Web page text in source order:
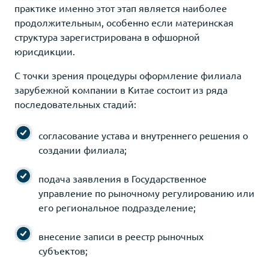
практике именно этот этап является наиболее
продолжительным, особенно если материнская
структура зарегистрирована в офшорной
юрисдикции.
С точки зрения процедуры оформление филиала
зарубежной компании в Китае состоит из ряда
последовательных стадий:
согласование устава и внутреннего решения о
создании филиала;
подача заявления в Государственное
управление по рыночному регулированию или
его региональное подразделение;
внесение записи в реестр рыночных
субъектов;